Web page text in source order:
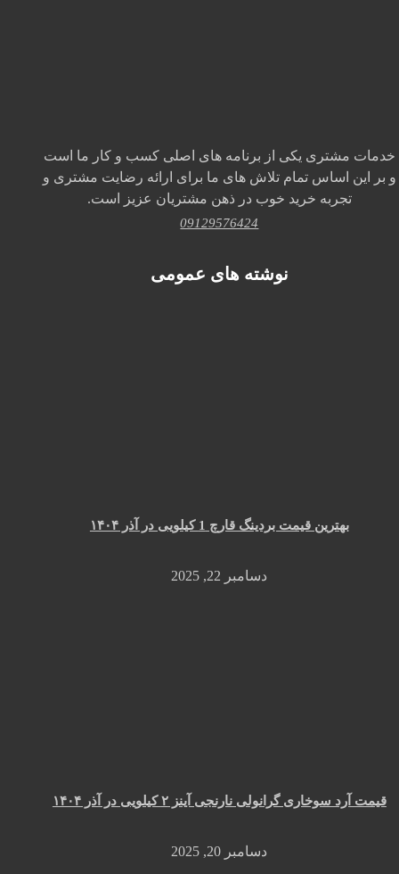
خدمات مشتری یکی از برنامه های اصلی کسب و کار ما است
و بر این اساس تمام تلاش های ما برای ارائه رضایت مشتری و
تجربه خرید خوب در ذهن مشتریان عزیز است.
09129576424
نوشته های عمومی
بهترین قیمت بردینگ قارچ 1 کیلویی در آذر ۱۴۰۴
دسامبر 22, 2025
قیمت آرد سوخاری گرانولی نارنجی آینز ۲ کیلویی در آذر ۱۴۰۴
دسامبر 20, 2025